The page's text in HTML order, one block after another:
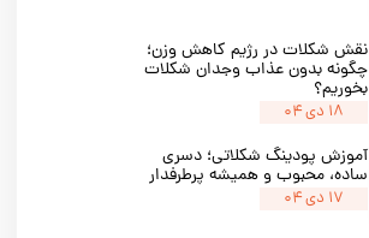
نقش شکلات در رژیم کاهش وزن؛
چگونه بدون عذاب وجدان شکلات
بخوریم؟
۱۸ دی ۰۴
آموزش پودینگ شکلاتی؛ دسری
ساده، محبوب و همیشه پرطرفدار
۱۷ دی ۰۴